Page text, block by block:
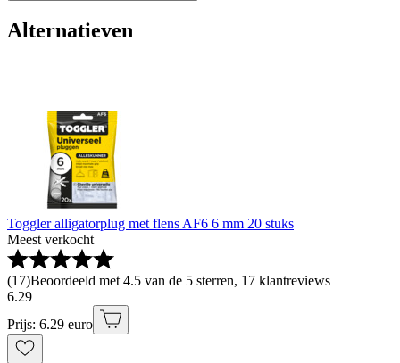
Alternatieven
Toggler alligatorplug met flens AF6 6 mm 20 stuks
Meest verkocht
(17)Beoordeeld met 4.5 van de 5 sterren, 17 klantreviews
6.29
Prijs: 6.29 euro